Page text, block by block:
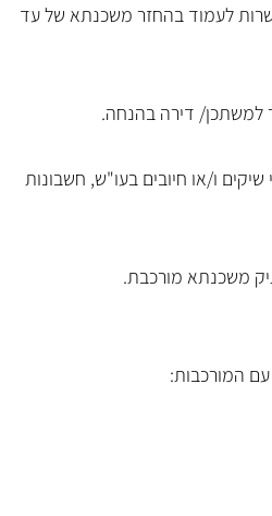
לעמוד בהחזר משכנתא של עד
ו/או חיובים בעו"ש, חשבונות
משכנתא מורכבת.
המורכבות: